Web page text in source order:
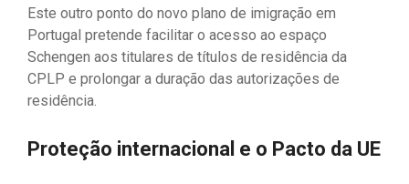
Este outro ponto do novo plano de imigração em
Portugal pretende facilitar o acesso ao espaço
Schengen aos titulares de títulos de residência da
CPLP e prolongar a duração das autorizações de
residência.
Proteção internacional e o Pacto da UE